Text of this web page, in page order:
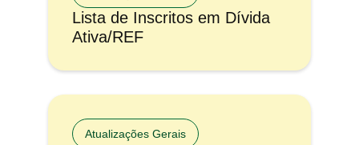
Lista de Inscritos em Dívida
Ativa/REF
Atualizações Gerais